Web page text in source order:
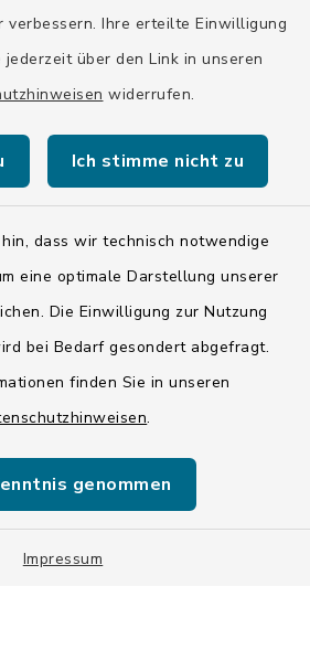
verbessern. Ihre erteilte Einwilligung
über den Link in unseren
widerrufen.
Ich stimme nicht zu
dass wir technisch notwendige
eine optimale Darstellung unserer
Die Einwilligung zur Nutzung
bei Bedarf gesondert abgefragt.
finden Sie in unseren
.
genommen
Impressum
1010 09
Datenschutz
Impressum
ISIS 12